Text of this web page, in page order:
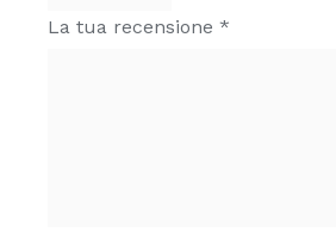
La tua recensione *